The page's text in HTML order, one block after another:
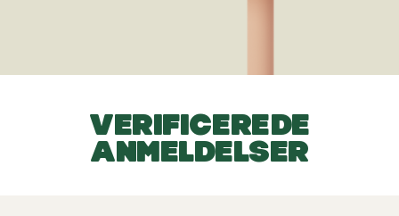
VERIFICEREDE
ANMELDELSER